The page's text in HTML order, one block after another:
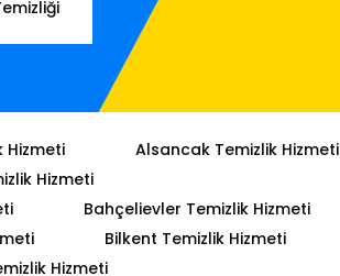
Hizmeti
Alsancak Temizlik Hizmeti
Hizmeti
Bahçelievler Temizlik Hizmeti
Bilkent Temizlik Hizmeti
Hizmeti